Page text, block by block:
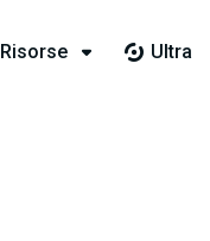
Risorse Ultra